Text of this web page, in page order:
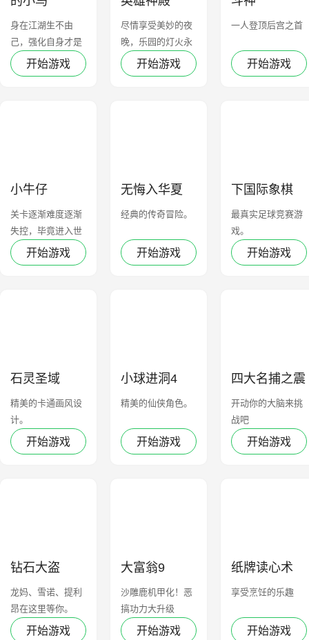
身在江湖生不由
己，强化自身才是
硬道理开始游戏
尽情享受美妙的夜
晚，乐园的灯火永
不熄灭开始游戏
一人登顶后宫之首
开始游戏
小牛仔
关卡逐渐难度逐渐
失控，毕竟进入世
界杯没那么简单
嘛！
开始游戏
无悔入华夏
经典的传奇冒险。
开始游戏
下国际象棋
最真实足球竞赛游
戏。
开始游戏
石灵圣域
精美的卡通画风设
计。
开始游戏
小球进洞4
精美的仙侠角色。
开始游戏
四大名捕之震
关东
开动你的大脑来挑
战吧
开始游戏
钻石大盗
龙妈、雪诺、提利
昂在这里等你。
开始游戏
大富翁9
沙雕鹿机甲化！恶
搞功力大升级
开始游戏
纸牌读心术
享受烹饪的乐趣
开始游戏